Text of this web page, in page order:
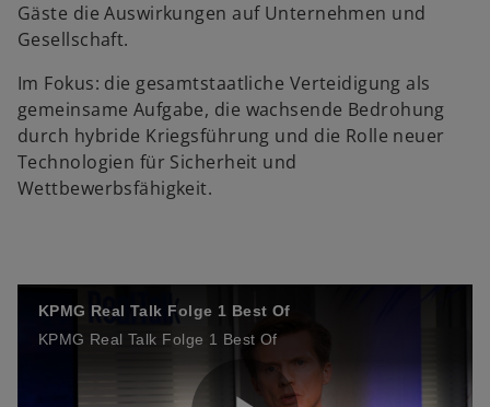
Gäste die Auswirkungen auf Unternehmen und
Gesellschaft.
Im Fokus: die gesamtstaatliche Verteidigung als
gemeinsame Aufgabe, die wachsende Bedrohung
durch hybride Kriegsführung und die Rolle neuer
Technologien für Sicherheit und
Wettbewerbsfähigkeit.
KPMG Real Talk Folge 1 Best Of
KPMG Real Talk Folge 1 Best Of